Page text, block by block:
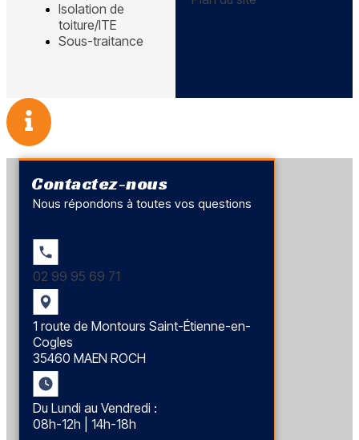
Isolation de
toiture/ITE
Sous-traitance
Contactez-nous
Nous répondons à toutes vos questions
02 99 95 69 71
1 route de Montours Saint-Étienne-en-
Cogles
35460 MAEN ROCH
Du Lundi au Vendredi :
08h-12h | 14h-18h